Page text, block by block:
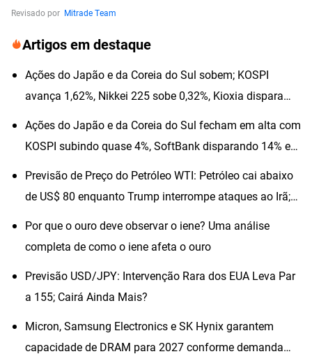
Revisado por Mitrade Team
Artigos em destaque
Ações do Japão e da Coreia do Sul sobem; KOSPI
avança 1,62%, Nikkei 225 sobe 0,32%, Kioxia dispara
Ações do Japão e da Coreia do Sul fecham em alta com
KOSPI subindo quase 4%, SoftBank disparando 14% e
Previsão de Preço do Petróleo WTI: Petróleo cai abaixo
de US$ 80 enquanto Trump interrompe ataques ao Irã;
Por que o ouro deve observar o iene? Uma análise
completa de como o iene afeta o ouro
Previsão USD/JPY: Intervenção Rara dos EUA Leva Par
a 155; Cairá Ainda Mais?
Micron, Samsung Electronics e SK Hynix garantem
capacidade de DRAM para 2027 conforme demanda